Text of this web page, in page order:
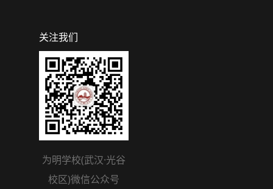
关注我们
为明学校(武汉·光谷
校区)微信公众号